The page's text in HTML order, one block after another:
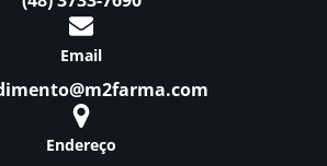
Email
Endereço